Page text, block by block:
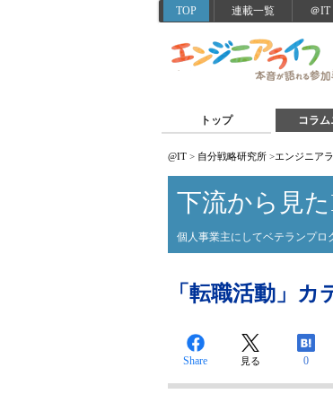
TOP 連載一覧 ＠IT
トップ コラ
@IT > 自分戦略研究所 >エンジニア
下流から見
個人事業主にしてベテランプロ
「転職活動」
Share 見る 0